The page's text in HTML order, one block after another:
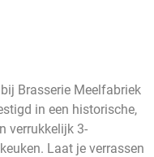
Brasserie Meelfabriek
in een historische,
verrukkelijk 3-
Laat je verrassen